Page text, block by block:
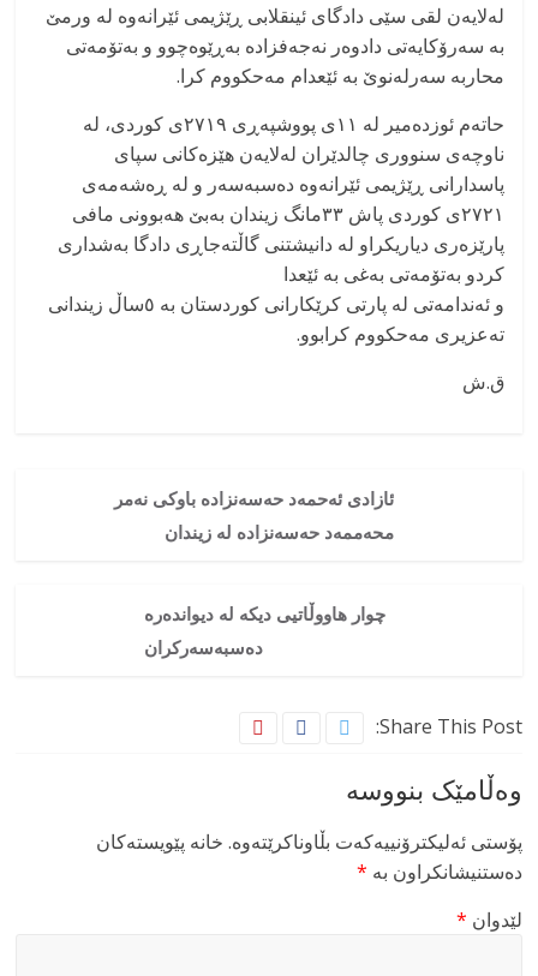
لەلایەن لقی سێی دادگای ئینقلابی ڕێژیمی ئێرانەوە لە ورمێ
بە سەرۆکایەتی دادوەر نەجەفزادە بەڕێوەچوو و بەتۆمەتی
محاربە سەرلەنوێ بە ئێعدام مەحکووم کرا.
حاتەم ئوزدەمیر لە ١١ی پووشپەڕی ٢٧١٩ی کوردی، لە
ناوچەی سنووری چالدێران لەلایەن هێزەکانی سپای
پاسدارانی ڕێژیمی ئێرانەوە دەسبەسەر و لە ڕەشەمەی
٢٧٢١ی کوردی پاش ٣٣مانگ زیندان بەبێ هەبوونی مافی
پارێزەری دیاریکراو لە دانیشتنی گاڵتەجاڕی دادگا بەشداری
کردو بەتۆمەتی بەغی بە ئێعدا
و ئەندامەتی لە پارتی کرێکارانی کوردستان بە ٥ساڵ زیندانی
تەعزیری مەحکووم کرابوو.
ق.ش
ئازادی ئەحمەد حەسەنزادە باوکی نەمر
محەممەد حەسەنزادە لە زیندان
چوار هاووڵاتیی دیکە لە دیواندەرە
دەسبەسەرکران
Share This Post:
وەڵامێک بنووسە
پۆستی ئەلیکترۆنییەکەت بڵاوناکرێتەوە. خانە پێویستەکان
دەستنیشانکراون بە *
لێدوان *